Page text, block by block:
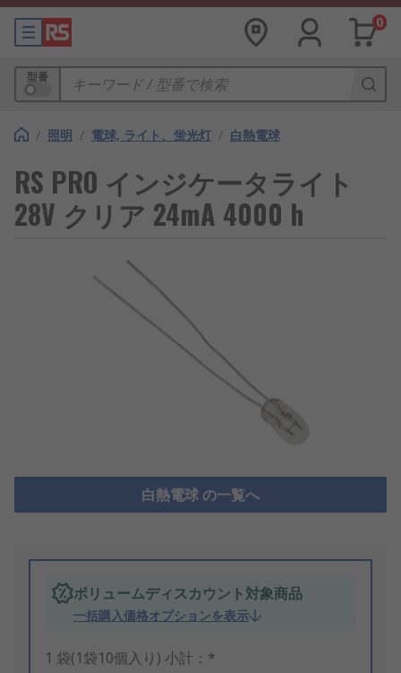
0
型番
/ 照明 / 電球, ライト、蛍光灯 / 白熱電球
RS PRO インジケータライト
28V クリア 24mA 4000 h
白熱電球 の一覧へ
ボリュームディスカウント対象商品
一括購入価格オプションを表示
1 袋(1袋10個入り) 小計：*